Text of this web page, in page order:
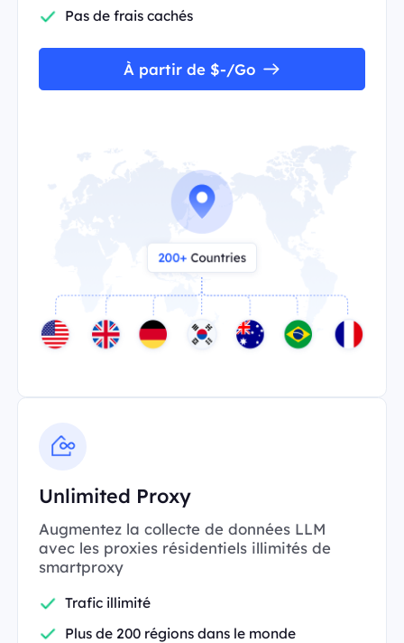
Pas de frais cachés
À partir de $-/Go
Unlimited Proxy
Augmentez la collecte de données LLM
avec les proxies résidentiels illimités de
smartproxy
Trafic illimité
Plus de 200 régions dans le monde